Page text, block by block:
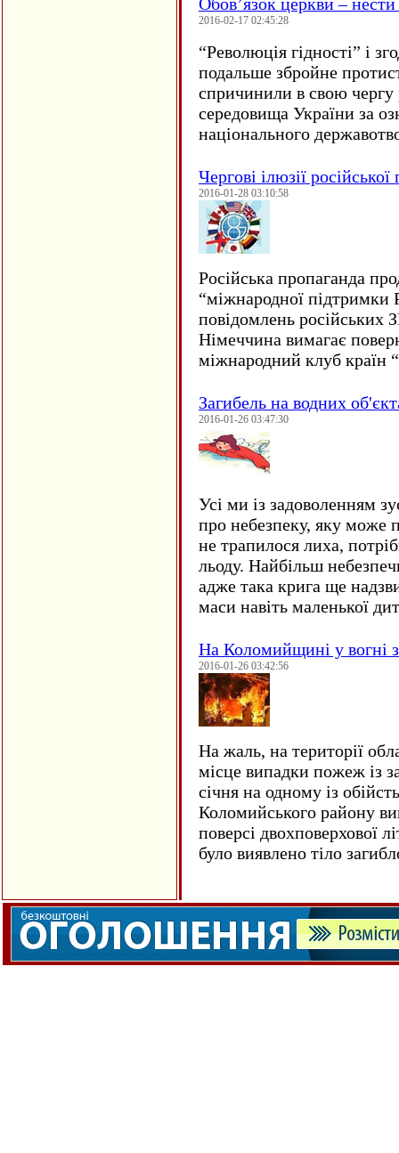
2016-02-17 02:45:28
“Революція гідності” і
подальше збройне
спричинили в свою чергу
середовища України за
національного
Чергові ілюзії
2016-01-28 03:10:58
Російська пропаганда
“міжнародної підтримки
повідомлень російських
Німеччина вимагає
міжнародний клуб країн
Загибель на водних
2016-01-26 03:47:30
Усі ми із задоволенням
про небезпеку, яку може
не трапилося лиха,
льоду. Найбільш
адже така крига ще
маси навіть маленької
На Коломийщині у вогні
2016-01-26 03:42:56
На жаль, на території
місце випадки пожеж із
січня на одному із
Коломийського району
поверсі двохповерхової
було виявлено тіло